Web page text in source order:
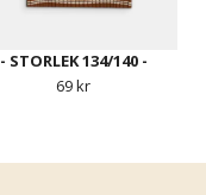
- STORLEK 134/140 -
69 kr